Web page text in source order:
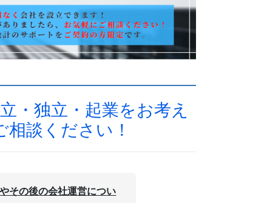
・独立・起業をお考え
談ください！
その後の会社運営につい